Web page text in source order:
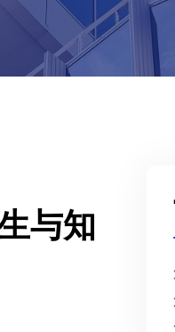
与知